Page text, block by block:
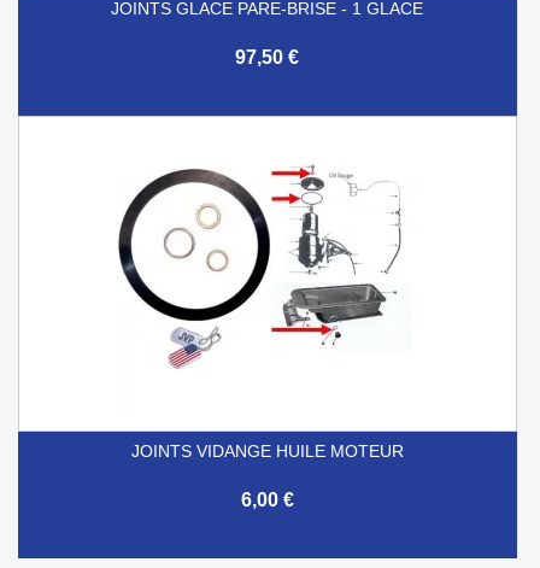
JOINTS GLACE PARE-BRISE - 1 GLACE
97,50 €
JOINTS VIDANGE HUILE MOTEUR
6,00 €